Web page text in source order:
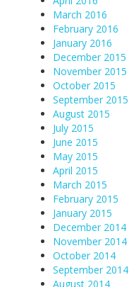
March 2016
February 2016
January 2016
December 2015
November 2015
October 2015
September 2015
August 2015
July 2015
June 2015
May 2015
April 2015
March 2015
February 2015
January 2015
December 2014
November 2014
October 2014
September 2014
August 2014